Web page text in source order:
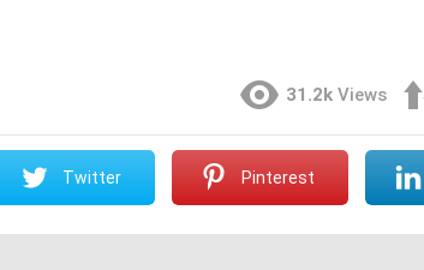
31.2k Views
Twitter Pinterest